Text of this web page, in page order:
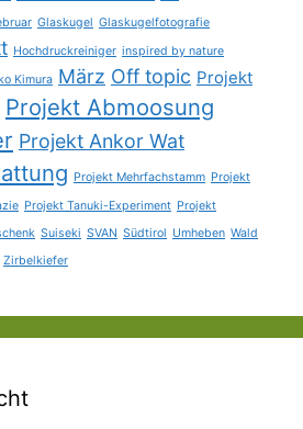
Glaskugel Glaskugelfotografie
Hochdruckreiniger inspired by nature
Kimura März Off topic Projekt
Projekt Abmoosung
Projekt Ankor Wat
Projekt Mehrfachstamm Projekt
Projekt Tanuki-Experiment Projekt
Suiseki SVAN Südtirol Umheben Wald
Zirbelkiefer